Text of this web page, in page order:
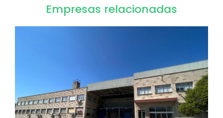
Empresas relacionadas